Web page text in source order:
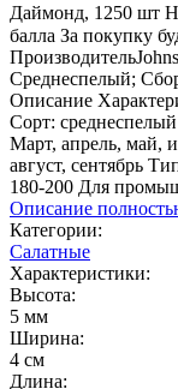
Даймонд, 1250 шт
балла За покупку
Среднеспелый;
Описание
Сорт:
Март, апрель, май,
август, сентябрь
180-200 Для
Описание
Категории:
Салатные
Характеристики:
Высота:
5 мм
Ширина:
4 см
Длина: